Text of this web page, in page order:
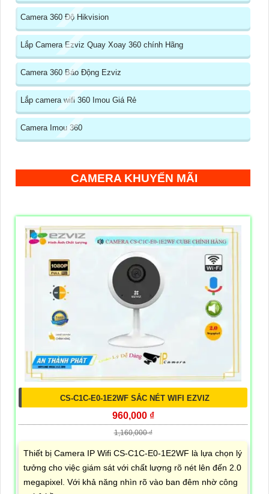
Camera 360 Độ Hikvision
Lắp Camera Ezviz Quay Xoay 360 chính Hãng
Camera 360 Báo Động Ezviz
Lắp camera wifi 360 Imou Giá Rẻ
Camera Imou 360
CAMERA KHUYẾN MÃI
CS-C1C-E0-1E2WF SẮC NÉT WIFI EZVIZ
960,000 ₫
1,160,000 ₫
Thiết bị Camera IP Wifi CS-C1C-E0-1E2WF là lựa chọn lý
tưởng cho việc giám sát với chất lượng rõ nét lên đến 2.0
megapixel. Với khả năng nhìn rõ vào ban đêm nhờ công